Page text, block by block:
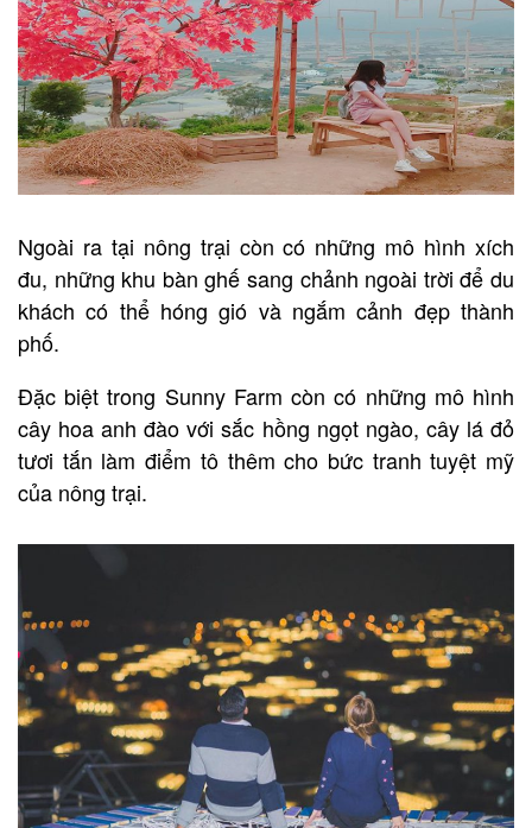
Ngoài ra tại nông trại còn có những mô hình xích
đu, những khu bàn ghế sang chảnh ngoài trời để du
khách có thể hóng gió và ngắm cảnh đẹp thành
phố.
Đặc biệt trong Sunny Farm còn có những mô hình
cây hoa anh đào với sắc hồng ngọt ngào, cây lá đỏ
tươi tắn làm điểm tô thêm cho bức tranh tuyệt mỹ
của nông trại.